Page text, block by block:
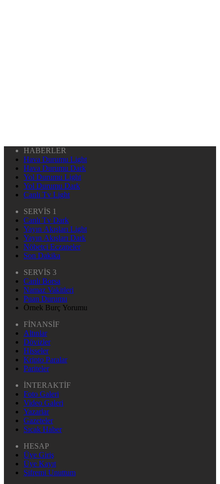
HABERLER
Hava Durumu Light
Hava Durumu Dark
Yol Durumu Light
Yol Durumu Dark
Canlı Tv Light
SERVİS 1
Canlı Tv Dark
Yayın Akışları Light
Yayın Akışları Dark
Nöbetçi Eczaneler
Son Dakika
SERVİS 3
Canlı Borsa
Namaz Vakitleri
Puan Durumu
Örnek Burç Yorumu
FİNANSİF
Altınlar
Dövizler
Hisseler
Kripto Paralar
Pariteler
İNTERAKTİF
Foto Galeri
Video Galeri
Yazarlar
Gazeteler
Sıcak Haber
HESAP
Üye Giriş
Üye Kayıt
Şifremi Unuttum